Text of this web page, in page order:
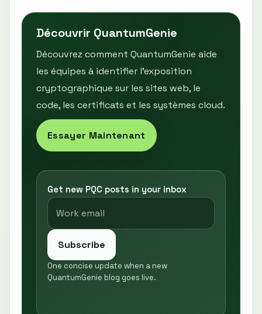
Découvrir QuantumGenie
Découvrez comment QuantumGenie aide
les équipes à identifier l’exposition
cryptographique sur les sites web, le
code, les certificats et les systèmes cloud.
Essayer Maintenant
Get new PQC posts in your inbox
Subscribe
One concise update when a new
QuantumGenie blog goes live.